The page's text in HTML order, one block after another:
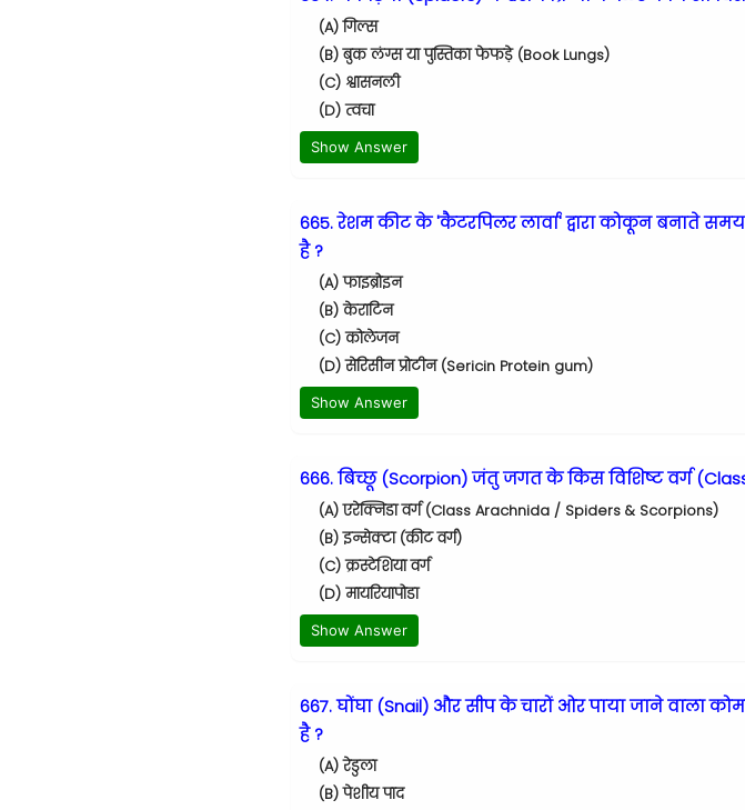
(A) गिल्स
(B) बुक लंग्स या पुस्तिका फेफड़े (Book Lungs)
(C) श्वासनली
(D) त्वचा
Show Answer
665. रेशम कीट के 'कैटरपिलर लार्वा' द्वारा कोकून बनाते
है ?
(A) फाइब्रोइन
(B) केराटिन
(C) कोलेजन
(D) सेरिसीन प्रोटीन (Sericin Protein gum)
Show Answer
666. बिच्छू (Scorpion) जंतु जगत के किस विशिष्ट वर्ग
(A) एरेक्निडा वर्ग (Class Arachnida / Spiders & Scorpions)
(B) इन्सेक्टा (कीट वर्ग)
(C) क्रस्टेशिया वर्ग
(D) मायरियापोडा
Show Answer
667. घोंघा (Snail) और सीप के चारों ओर पाया जाने वाला
है ?
(A) रेडुला
(B) पेशीय पाद